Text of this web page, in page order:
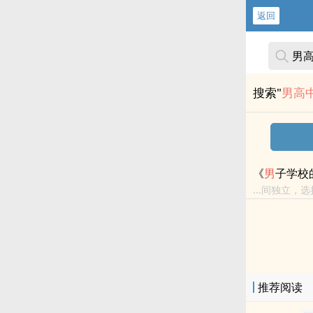
返回
搜索"男高
《男子学校
...间独立，
推荐阅读